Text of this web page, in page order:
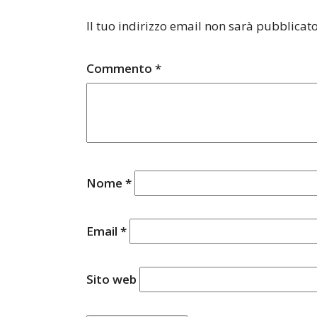
Il tuo indirizzo email non sarà
Commento *
Nome *
Email *
Sito web